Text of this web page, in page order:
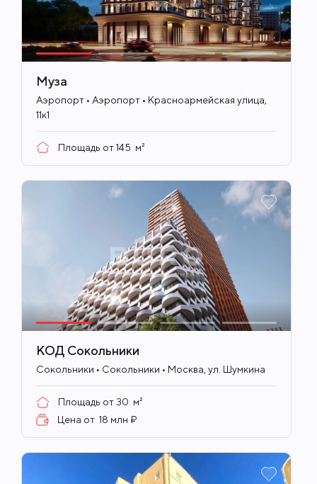
Муза
Аэропорт • Аэропорт • Красноармейская улица,
11к1
Площадь от145 м²
КОД Сокольники
Сокольники • Сокольники • Москва, ул. Шумкина
Площадь от30 м²
Цена от 18 млн ₽